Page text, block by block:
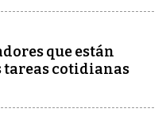
que están
cotidianas